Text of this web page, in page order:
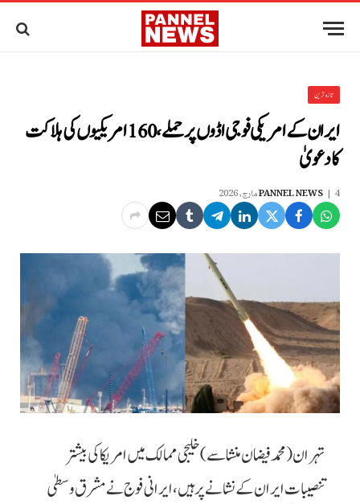
تازہ ترین
ایران کے امریکی فوجی اڈوں پر حملے، 160 امریکیوں کی ہلاکت
کا دعویٰ
PANNEL NEWS 4 مارچ, 2026
تہران (محمد فیضان منشا سے) خلیجی ممالک میں امریکا کی بیشتر
تنصیبات ایران کے نشانے پر ہیں، ایرانی فوج نے مشرق وسطیٰ